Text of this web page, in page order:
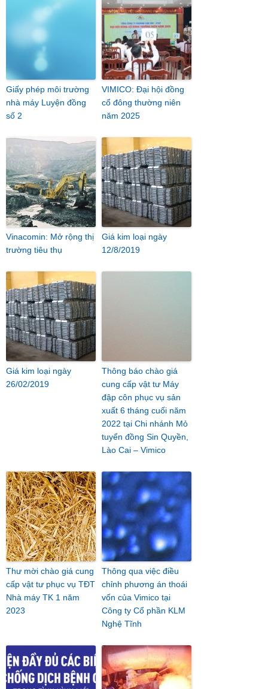
Giấy phép môi trường
nhà máy Luyện đồng
số 2
VIMICO: Đại hội đồng
cổ đông thường niên
năm 2025
Vinacomin: Mở rộng thị
trường tiêu thụ
Giá kim loại ngày
12/8/2019
Giá kim loại ngày
26/02/2019
Thông báo chào giá
cung cấp vật tư Máy
đập côn phục vụ sản
xuất 6 tháng cuối năm
2022 tại Chi nhánh Mỏ
tuyển đồng Sin Quyền,
Lào Cai – Vimico
Thư mời chào giá cung
cấp vật tư phục vụ TĐT
Nhà máy TK 1 năm
2023
Thông qua việc điều
chỉnh phương án thoái
vốn của Vimico tại
Công ty Cổ phần KLM
Nghệ Tĩnh